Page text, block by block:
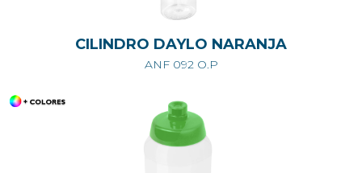
CILINDRO DAYLO NARANJA
ANF 092 O.P